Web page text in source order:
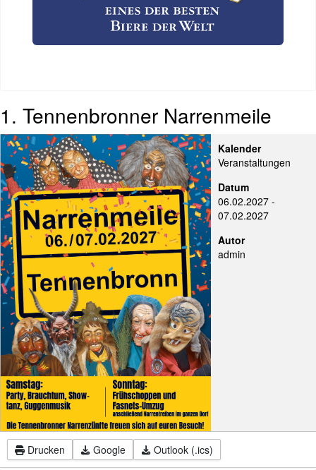
1. Tennenbronner Narrenmeile
Kalender
Veranstaltungen
Datum
06.02.2027 -
07.02.2027
Autor
admin
Drucken Google Outlook (.ics)